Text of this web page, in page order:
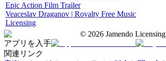
Epic Action Film Trailer
Veaceslav Draganov | Royalty Free Music
Licensing
© 2026 Jamendo Licensing
アプリを入手
関連リンク